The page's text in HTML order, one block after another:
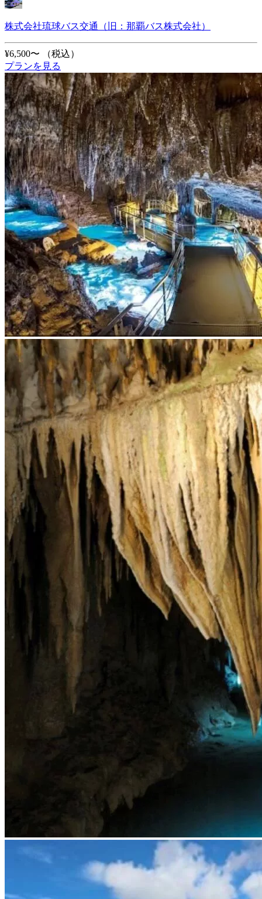
株式会社琉球バス交通（旧：那覇バス株式会社）
¥6,500〜
（税込）
プランを見る